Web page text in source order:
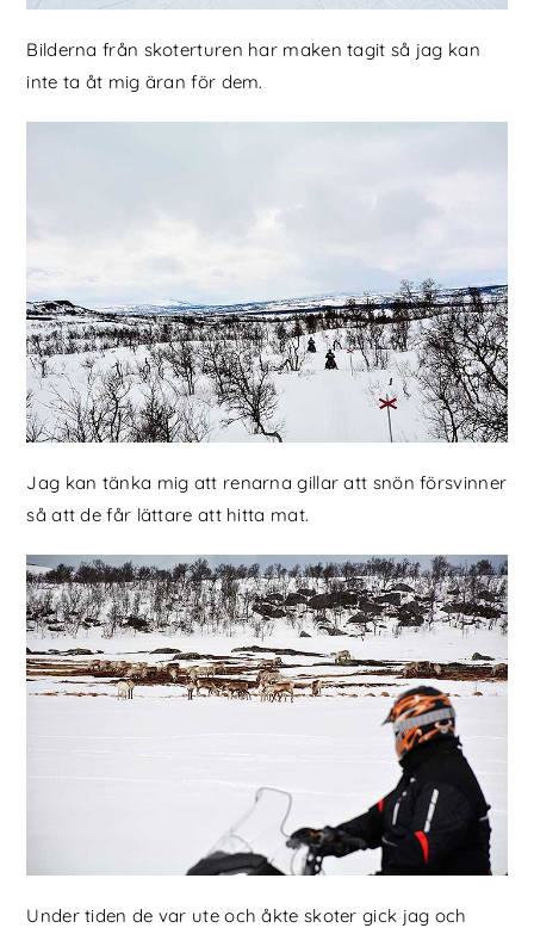
Bilderna från skoterturen har maken tagit så jag kan
inte ta åt mig äran för dem.
Jag kan tänka mig att renarna gillar att snön försvinner
så att de får lättare att hitta mat.
Under tiden de var ute och åkte skoter gick jag och